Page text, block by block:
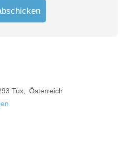
Tux
Österreich